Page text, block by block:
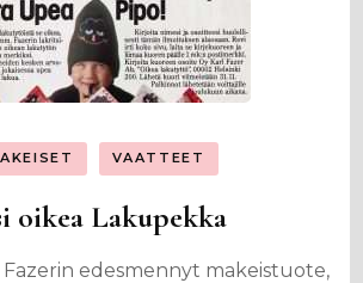
VAATTEET
oikea Lakupekka
edesmennyt makeistuote,